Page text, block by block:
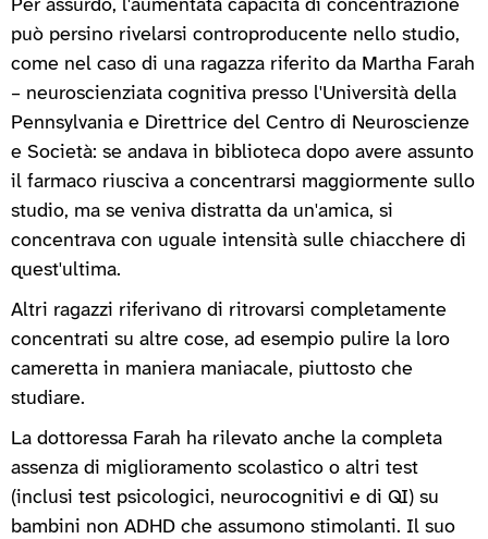
Per assurdo, l'aumentata capacità di concentrazione
può persino rivelarsi controproducente nello studio,
come nel caso di una ragazza riferito da Martha Farah
– neuroscienziata cognitiva presso l'Università della
Pennsylvania e Direttrice del Centro di Neuroscienze
e Società: se andava in biblioteca dopo avere assunto
il farmaco riusciva a concentrarsi maggiormente sullo
studio, ma se veniva distratta da un'amica, si
concentrava con uguale intensità sulle chiacchere di
quest'ultima.
Altri ragazzi riferivano di ritrovarsi completamente
concentrati su altre cose, ad esempio pulire la loro
cameretta in maniera maniacale, piuttosto che
studiare.
La dottoressa Farah ha rilevato anche la completa
assenza di miglioramento scolastico o altri test
(inclusi test psicologici, neurocognitivi e di QI) su
bambini non ADHD che assumono stimolanti. Il suo